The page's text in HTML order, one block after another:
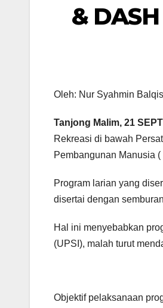
&
Oleh: Nur Syahmin Balqis
Tanjong Malim, 21
Rekreasi di bawah
Pembangunan Manusia (
Program larian yang
disertai dengan
Hal ini menyebabkan
(UPSI), malah turut
Objektif pelaksanaan